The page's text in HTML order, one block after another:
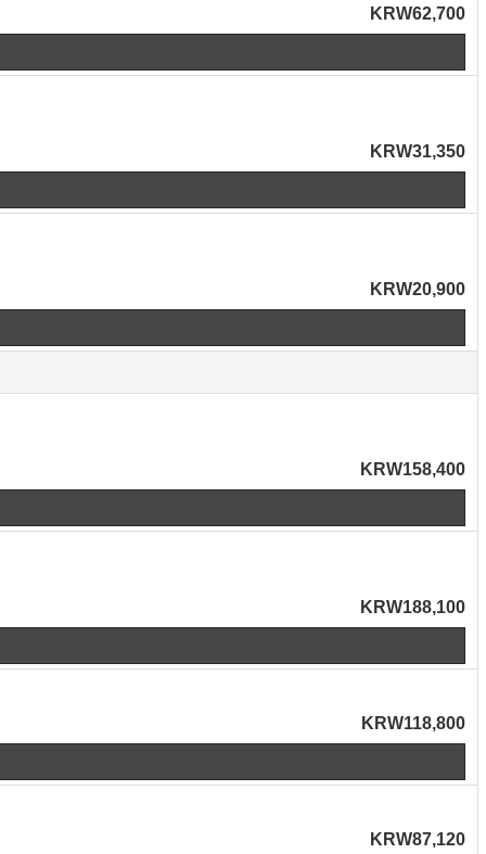
KRW62,700
KRW31,350
KRW20,900
KRW158,400
KRW188,100
KRW118,800
KRW87,120